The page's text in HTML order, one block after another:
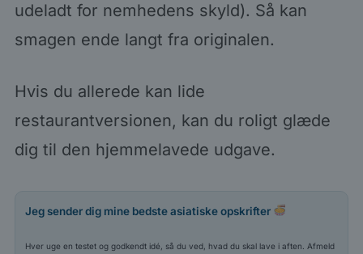
udeladt for nemhedens skyld). Så kan
smagen ende langt fra originalen.
Hvis du allerede kan lide
restaurantversionen, kan du roligt glæde
dig til den hjemmelavede udgave.
Jeg sender dig mine bedste asiatiske opskrifter
Hver uge en testet og godkendt idé, så du ved, hvad du skal lave i aften. Afmeld